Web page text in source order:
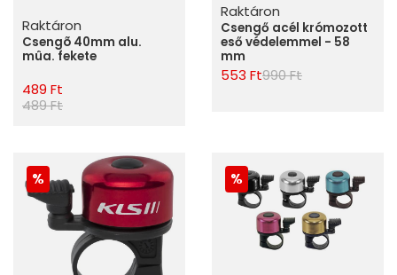
Raktáron
Csengõ 40mm alu.
mûa. fekete
489 Ft
489 Ft
Raktáron
Csengő acél krómozott
eső védelemmel - 58
mm
553 Ft990 Ft